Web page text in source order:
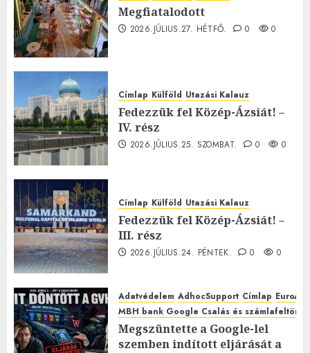
Megfiatalodott
2026.JÚLIUS.27. HÉTFŐ. 0 0
Címlap Külföld Utazási Kalauz
Fedezzük fel Közép-Ázsiát! –
IV. rész
2026.JÚLIUS.25. SZOMBAT. 0 0
Címlap Külföld Utazási Kalauz
Fedezzük fel Közép-Ázsiát! –
III. rész
2026.JÚLIUS.24. PÉNTEK. 0 0
Adatvédelem AdhocSupport Címlap
MBH bank Google Csalás és
Megszüntette a Google-lel
szemben indított eljárását a